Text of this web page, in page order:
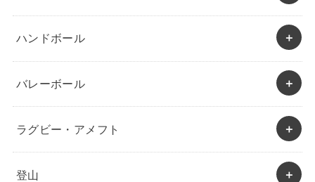
ハンドボール
バレーボール
ラグビー・アメフト
登山